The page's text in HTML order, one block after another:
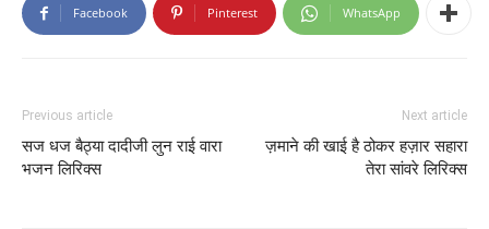
Facebook Pinterest WhatsApp
Previous article
सज धज बैठ्या दादीजी लुन राई वारा
भजन लिरिक्स
Next article
ज़माने की खाई है ठोकर हज़ार सहारा
तेरा सांवरे लिरिक्स